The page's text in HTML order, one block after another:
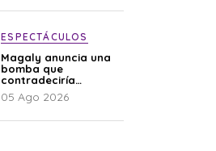
ESPECTÁCULOS
Magaly anuncia una
bomba que
contradeciría
comunicado de La
Bella Luz: “Hay un
05 Ago 2026